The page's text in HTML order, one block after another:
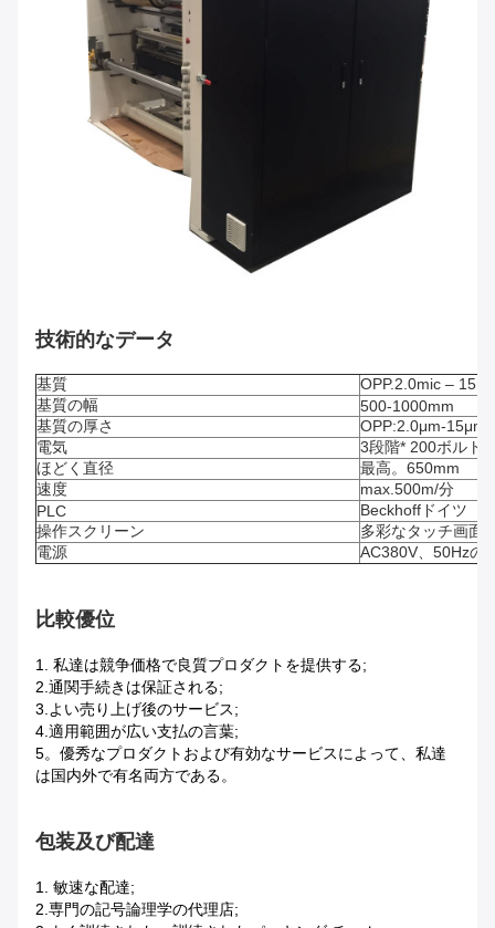
技術的なデータ
基質
OPP.2.0mic –
基質の幅
500-1000mm
基質の厚さ
OPP:2.0μm-
電気
3段階* 200ボルト
ほどく直径
最高。650mm
速度
max.500m/分
PLC
Beckhoffドイツ
操作スクリーン
多彩なタッチ画面
電源
AC380V、50Hzの
比較優位
1. 私達は競争価格で良質プロダクトを提供する;
2.通関手続きは保証される;
3.よい売り上げ後のサービス;
4.適用範囲が広い支払の言葉;
5。優秀なプロダクトおよび有効なサービスによって、私達
は国内外で有名両方である。
包装及び配達
1. 敏速な配達;
2.専門の記号論理学の代理店;